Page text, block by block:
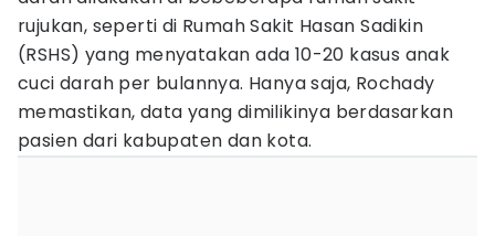
rujukan, seperti di Rumah Sakit Hasan Sadikin
(RSHS) yang menyatakan ada 10-20 kasus anak
cuci darah per bulannya. Hanya saja, Rochady
memastikan, data yang dimilikinya berdasarkan
pasien dari kabupaten dan kota.